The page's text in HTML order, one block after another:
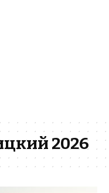
2026